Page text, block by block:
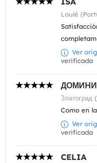
Loulé
Ver
verificada
Como en
Ver
verificada
CELIA